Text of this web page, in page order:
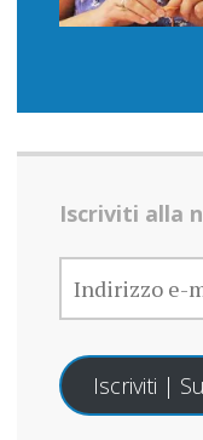
Iscriviti alla
INDIRIZZO
E-
MAIL
Iscriviti |